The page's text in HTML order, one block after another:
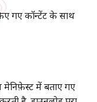
गए कॉन्टेंट के साथ
में बताए गए